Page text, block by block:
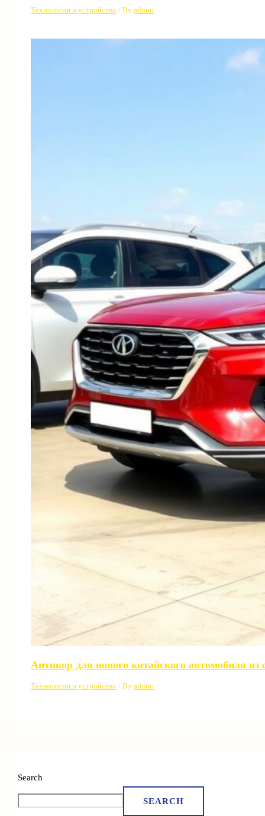
Search
SEARCH
Технологии и устройство / Byadmin
Антикор для нового китайского автомобиля
Технологии и устройство / Byadmin